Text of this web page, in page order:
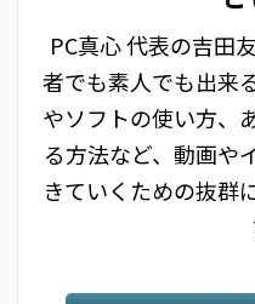
PC真心 代表の吉田
者でも素人でも出来
やソフトの使い方、
る方法など、動画や
きていくための抜群